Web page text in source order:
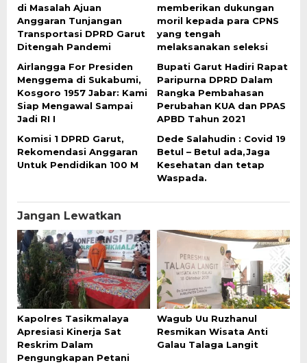
di Masalah Ajuan
Anggaran Tunjangan
Transportasi DPRD Garut
Ditengah Pandemi
memberikan dukungan
moril kepada para CPNS
yang tengah
melaksanakan seleksi
Airlangga For Presiden
Menggema di Sukabumi,
Kosgoro 1957 Jabar: Kami
Siap Mengawal Sampai
Jadi RI I
Bupati Garut Hadiri Rapat
Paripurna DPRD Dalam
Rangka Pembahasan
Perubahan KUA dan PPAS
APBD Tahun 2021
Komisi 1 DPRD Garut,
Rekomendasi Anggaran
Untuk Pendidikan 100 M
Dede Salahudin : Covid 19
Betul – Betul ada,Jaga
Kesehatan dan tetap
Waspada.
Jangan Lewatkan
Kapolres Tasikmalaya
Apresiasi Kinerja Sat
Reskrim Dalam
Pengungkapan Petani
Wagub Uu Ruzhanul
Resmikan Wisata Anti
Galau Talaga Langit